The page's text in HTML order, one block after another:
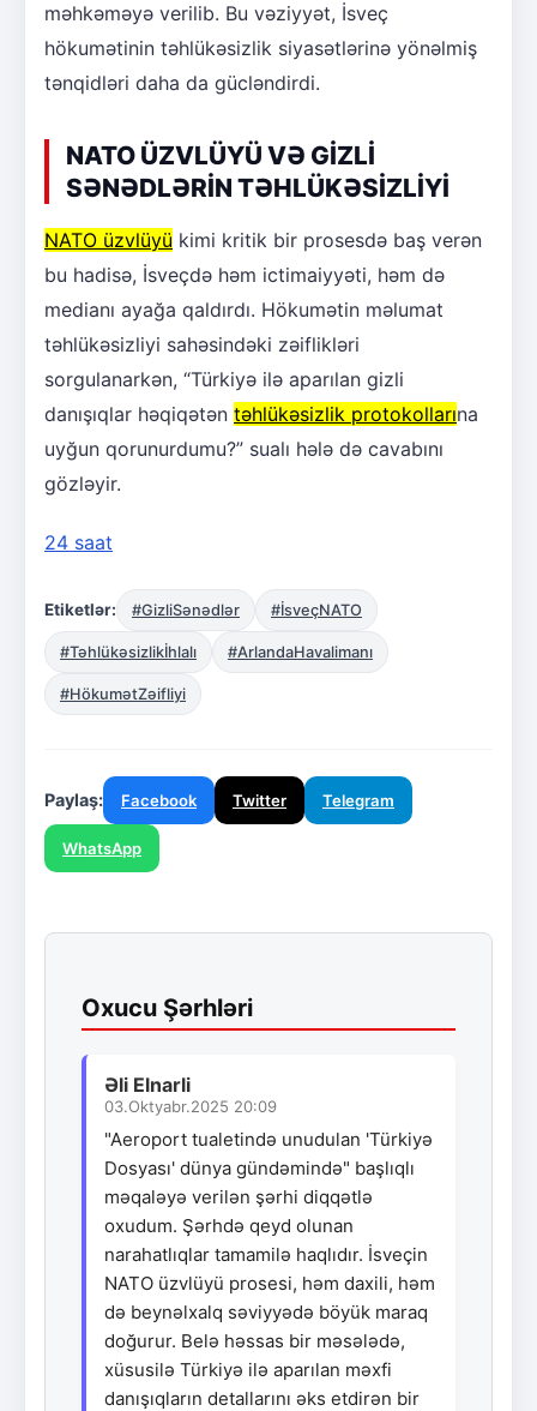
məhkəməyə verilib. Bu vəziyyət, İsveç
hökumətinin təhlükəsizlik siyasətlərinə yönəlmiş
tənqidləri daha da gücləndirdi.
NATO ÜZVLÜYÜ VƏ GİZLİ
SƏNƏDLƏRİN TƏHLÜKƏSİZLİYİ
NATO üzvlüyü kimi kritik bir prosesdə baş verən
bu hadisə, İsveçdə həm ictimaiyyəti, həm də
medianı ayağa qaldırdı. Hökumətin məlumat
təhlükəsizliyi sahəsindəki zəiflikləri
sorgulanarkən, “Türkiyə ilə aparılan gizli
danışıqlar həqiqətən təhlükəsizlik protokollarına
uyğun qorunurdumu?” sualı hələ də cavabını
gözləyir.
24 saat
Etiketlər: #GizliSənədlər #İsveçNATO
#Təhlükəsizlikİhlalı #ArlandaHavalimanı
#HökumətZəifliyi
Paylaş: Facebook Twitter Telegram
WhatsApp
Oxucu Şərhləri
Əli Elnarli
03.Oktyabr.2025 20:09
"Aeroport tualetində unudulan 'Türkiyə
Dosyası' dünya gündəmində" başlıqlı
məqaləyə verilən şərhi diqqətlə
oxudum. Şərhdə qeyd olunan
narahatlıqlar tamamilə haqlıdır. İsveçin
NATO üzvlüyü prosesi, həm daxili, həm
də beynəlxalq səviyyədə böyük maraq
doğurur. Belə həssas bir məsələdə,
xüsusilə Türkiyə ilə aparılan məxfi
danışıqların detallarını əks etdirən bir